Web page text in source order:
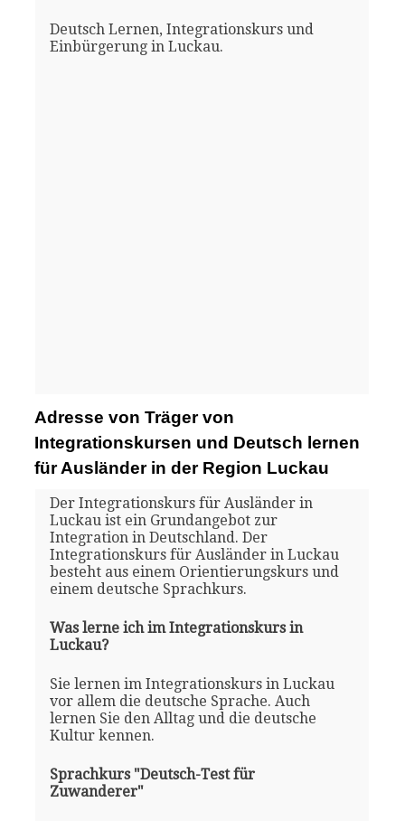
Deutsch Lernen, Integrationskurs und
Einbürgerung in Luckau.
Adresse von Träger von
Integrationskursen und Deutsch lernen
für Ausländer in der Region Luckau
Der Integrationskurs für Ausländer in
Luckau ist ein Grundangebot zur
Integration in Deutschland. Der
Integrationskurs für Ausländer in Luckau
besteht aus einem Orientierungskurs und
einem deutsche Sprachkurs.
Was lerne ich im Integrationskurs in
Luckau?
Sie lernen im Integrationskurs in Luckau
vor allem die deutsche Sprache. Auch
lernen Sie den Alltag und die deutsche
Kultur kennen.
Sprachkurs "Deutsch-Test für
Zuwanderer"